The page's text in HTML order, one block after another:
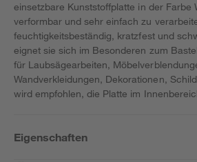
einsetzbare Kunststoffplatte in der Farbe
verformbar und sehr einfach zu
feuchtigkeitsbeständig, kratzfest und
eignet sie sich im Besonderen zum
für Laubsägearbeiten,
Wandverkleidungen, Dekorationen,
wird empfohlen, die Platte im
Eigenschaften